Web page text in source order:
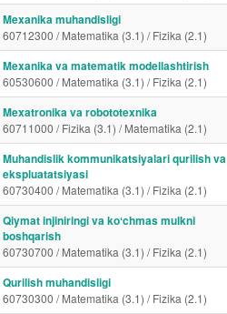
Mexanika muhandisligi
60712300 / Matematika (3.1) / Fizika (2.1)
Mexanika va matematik modellashtirish
60530600 / Matematika (3.1) / Fizika (2.1)
Mexatronika va robototexnika
60711000 / Fizika (3.1) / Matematika (2.1)
Muhandislik kommunikatsiyalari qurilish va
ekspluatatsiyasi
60730400 / Matematika (3.1) / Fizika (2.1)
Qiymat injiniringi va koʻchmas mulkni
boshqarish
60730700 / Matematika (3.1) / Fizika (2.1)
Qurilish muhandisligi
60730300 / Matematika (3.1) / Fizika (2.1)